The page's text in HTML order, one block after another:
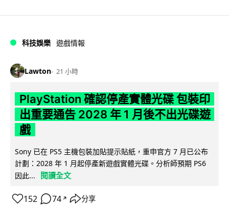
科技娛樂 遊戲情報
Lawton 21 小時
PlayStation 確認停產實體光碟 包裝印
出重要通告 2028 年 1 月後不出光碟遊
戲
Sony 已在 PS5 主機包裝加貼提示貼紙，重申官方 7 月已公布
計劃：2028 年 1 月起停產新遊戲實體光碟。分析師預期 PS6
因此...
閱讀全文
152 74 ↗ 分享